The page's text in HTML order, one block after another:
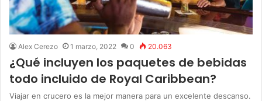
Alex Cerezo 1 marzo, 2022 0 20.063
¿Qué incluyen los paquetes de bebidas
todo incluido de Royal Caribbean?
Viajar en crucero es la mejor manera para un excelente descanso.